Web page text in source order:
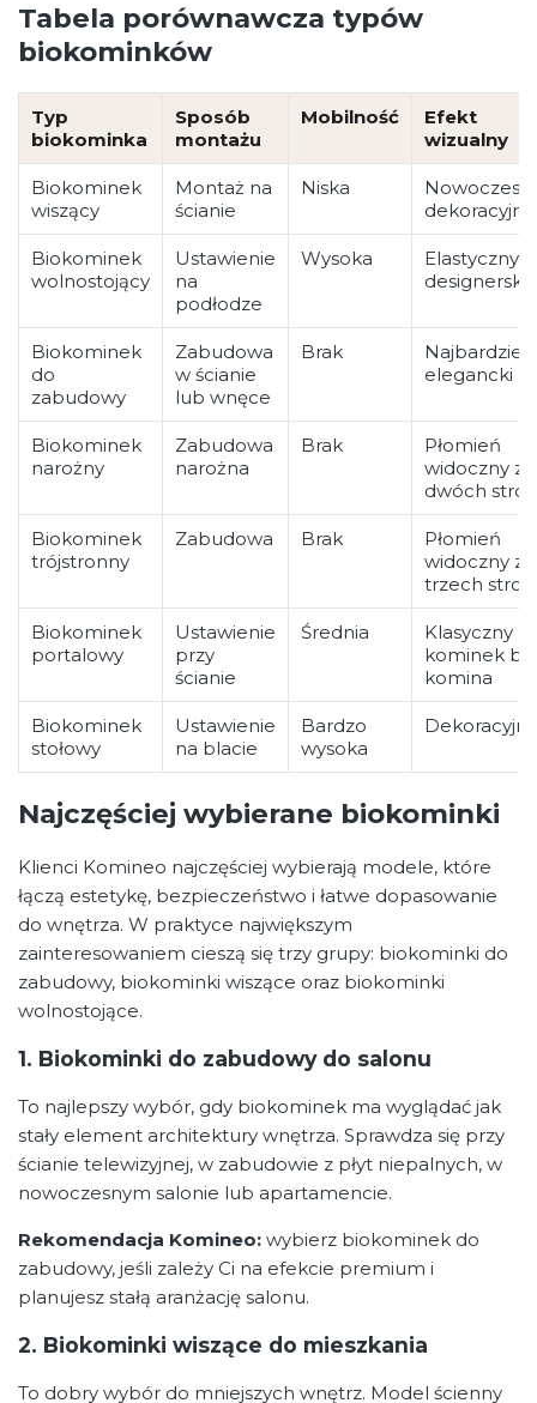
Tabela porównawcza typów
biokominków
Typ
biokominka
Sposób
montażu
Mobilność
Efekt
wizualny
Biokominek
wiszący
Montaż na
ścianie
Niska
dekoracyjny
Biokominek
wolnostojący
Ustawienie
na
podłodze
Wysoka
Elastyczny,
designerski
Biokominek
do
zabudowy
Zabudowa
w ścianie
lub wnęce
Brak
Najbardziej
elegancki
Biokominek
narożny
Zabudowa
narożna
Brak
Płomień
widoczny z
dwóch stron
Biokominek
trójstronny
Zabudowa Brak
Płomień
widoczny z
trzech stron
Biokominek
portalowy
Ustawienie
przy
ścianie
Średnia
Klasyczny
kominek
komina
Biokominek
stołowy
Ustawienie
na blacie
Bardzo
wysoka
Dekoracyjny
Najczęściej wybierane biokominki
Klienci Komineo najczęściej wybierają modele, które
łączą estetykę, bezpieczeństwo i łatwe dopasowanie
do wnętrza. W praktyce największym
zainteresowaniem cieszą się trzy grupy: biokominki do
zabudowy, biokominki wiszące oraz biokominki
wolnostojące.
1. Biokominki do zabudowy do salonu
To najlepszy wybór, gdy biokominek ma wyglądać jak
stały element architektury wnętrza. Sprawdza się przy
ścianie telewizyjnej, w zabudowie z płyt niepalnych, w
nowoczesnym salonie lub apartamencie.
Rekomendacja Komineo: wybierz biokominek do
zabudowy, jeśli zależy Ci na efekcie premium i
planujesz stałą aranżację salonu.
2. Biokominki wiszące do mieszkania
To dobry wybór do mniejszych wnętrz. Model ścienny